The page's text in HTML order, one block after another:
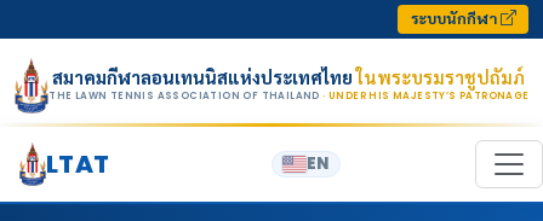
ระบบนักกีฬา
สมาคมกีฬาลอนเทนนิสแห่งประเทศไทยในพระบรมราชูปถัมภ์
THE LAWN TENNIS ASSOCIATION OF THAILAND · UNDER HIS MAJESTY’S PATRONAGE
LTAT EN